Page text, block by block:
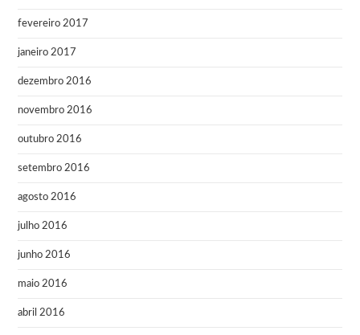
fevereiro 2017
janeiro 2017
dezembro 2016
novembro 2016
outubro 2016
setembro 2016
agosto 2016
julho 2016
junho 2016
maio 2016
abril 2016